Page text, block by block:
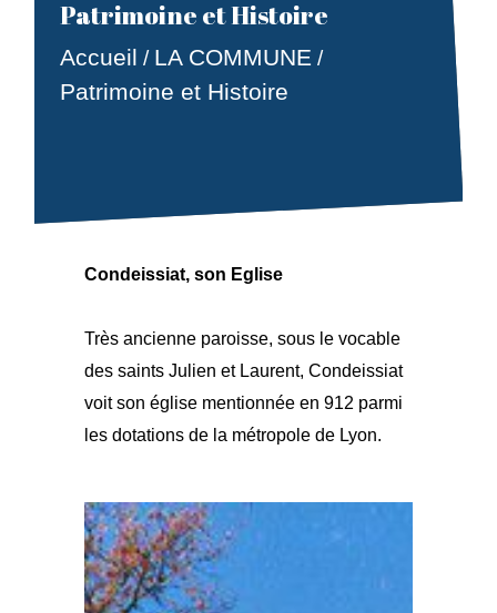
Patrimoine et Histoire
Accueil / LA COMMUNE /
Patrimoine et Histoire
Condeissiat, son Eglise
Très ancienne paroisse, sous le vocable
des saints Julien et Laurent, Condeissiat
voit son église mentionnée en 912 parmi
les dotations de la métropole de Lyon.